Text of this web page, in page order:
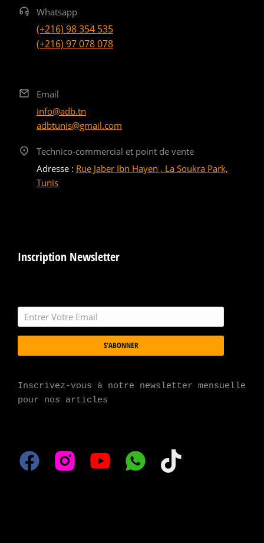
Whatsapp
(+216) 98 354 535
(+216) 97 078 078
Email
info@adb.tn
adbtunis@gmail.com
Technico-commercial et point de vente
Adresse : Rue Jaber Ibn Hayen , La Soukra Park,
Tunis
Inscription Newsletter
S'ABONNER
Inscrivez-vous à notre newsletter mensuelle
pour nos articles